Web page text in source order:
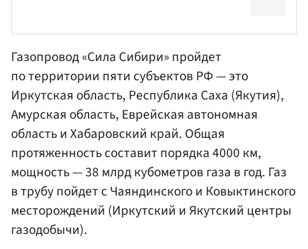
Газопровод «Сила Сибири» пройдет
по территории пяти субъектов РФ — это
Иркутская область, Республика Саха (Якутия),
Амурская область, Еврейская автономная
область и Хабаровский край. Общая
протяженность составит порядка 4000 км,
мощность — 38 млрд кубометров газа в год. Газ
в трубу пойдет с Чаяндинского и Ковыктинского
месторождений (Иркутский и Якутский центры
газодобычи).